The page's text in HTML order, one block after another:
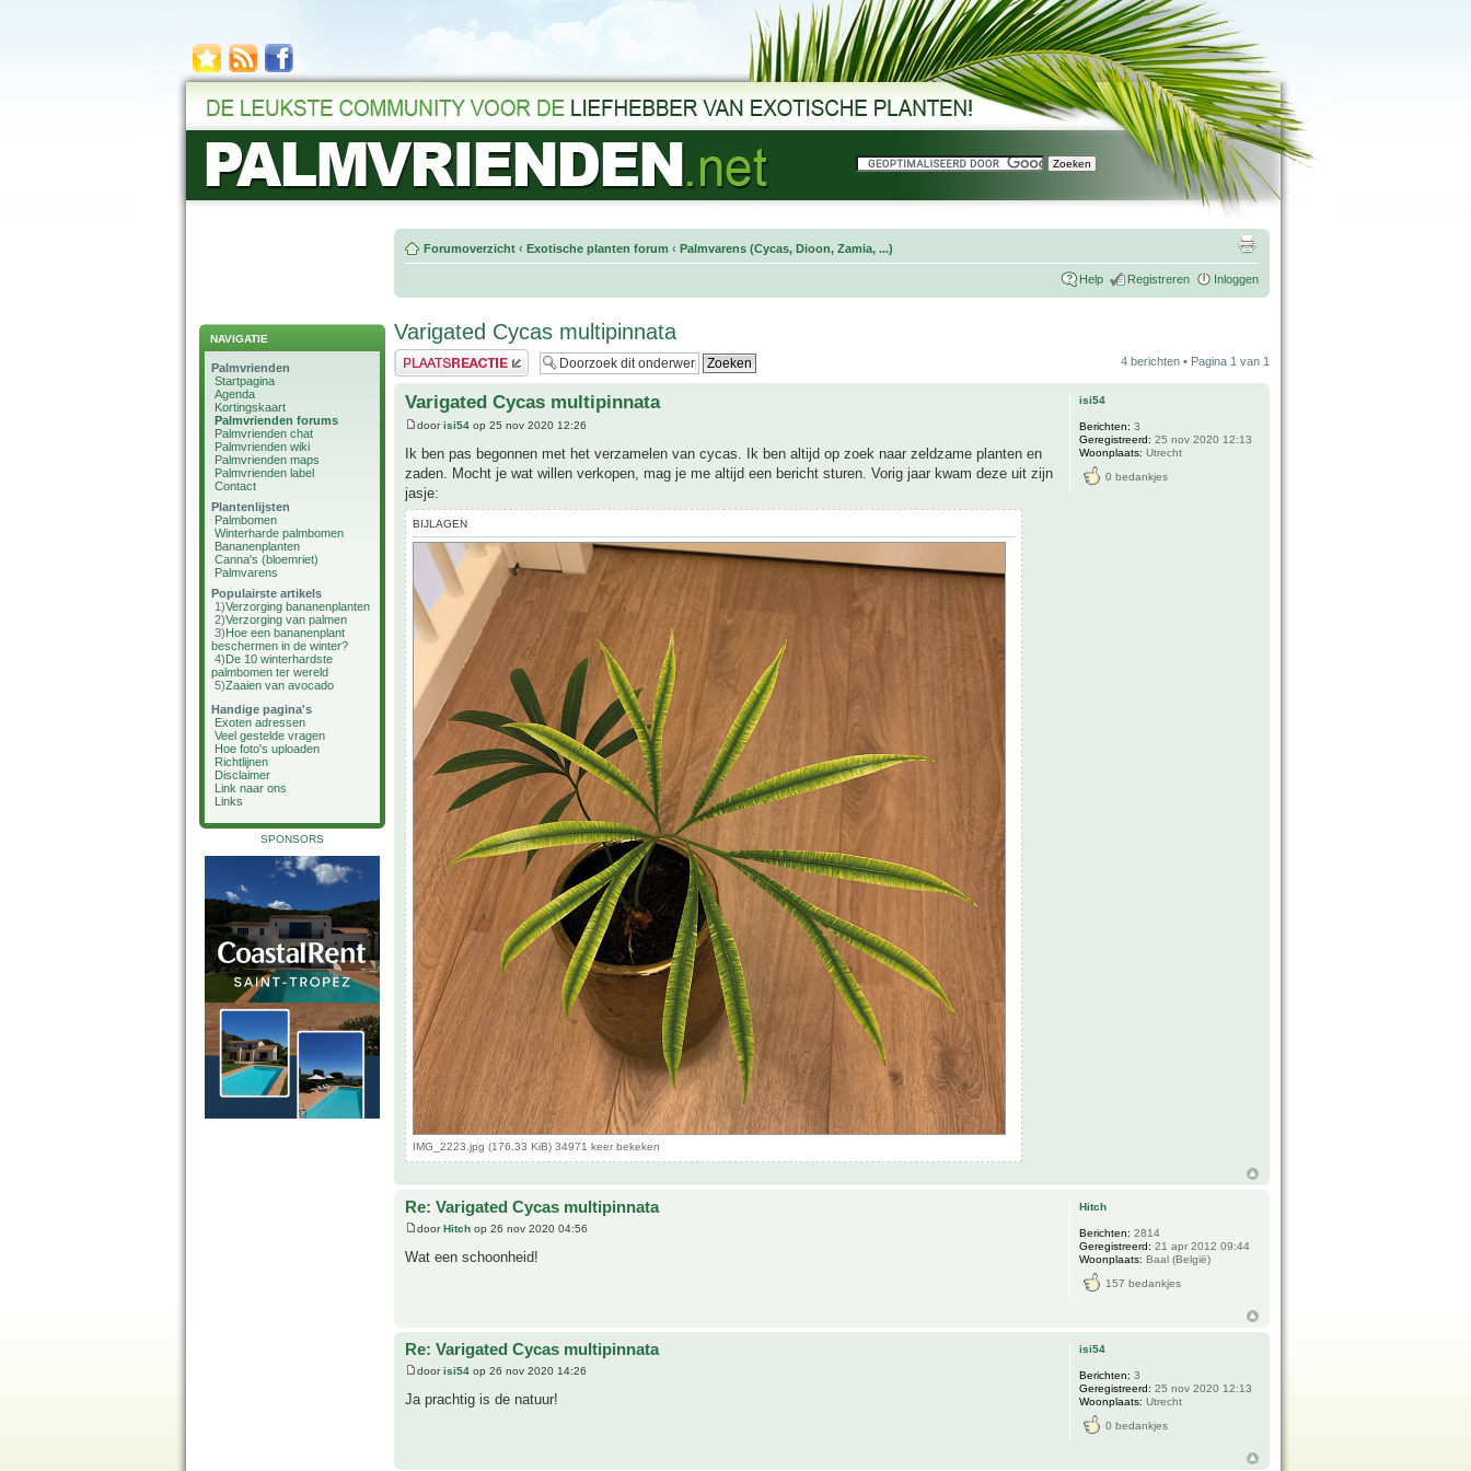
NAVIGATIE
Palmvrienden
Startpagina
Agenda
Kortingskaart
Palmvrienden forums
Palmvrienden chat
Palmvrienden wiki
Palmvrienden maps
Palmvrienden label
Contact
Plantenlijsten
Palmbomen
Winterharde palmbomen
Bananenplanten
Canna's (bloemriet)
Palmvarens
Populairste artikels
1)Verzorging bananenplanten
2)Verzorging van palmen
3)Hoe een bananenplant
beschermen in de winter?
4)De 10 winterhardste
palmbomen ter wereld
5)Zaaien van avocado
Handige pagina's
Exoten adressen
Veel gestelde vragen
Hoe foto's uploaden
Richtlijnen
Disclaimer
Link naar ons
Links
SPONSORS
Forumoverzicht ‹ Exotische planten forum ‹ Palmvarens (Cycas, Dioon, Zamia, ...)
Help Registreren Inloggen
Varigated Cycas multipinnata
Plaats een reactie 4 berichten • Pagina 1 van 1
Varigated Cycas multipinnata
doorisi54 op 25 nov 2020 12:26
Ik ben pas begonnen met het verzamelen van cycas. Ik ben altijd op zoek naar zeldzame planten en
zaden. Mocht je wat willen verkopen, mag je me altijd een bericht sturen. Vorig jaar kwam deze uit zijn
jasje:
BIJLAGEN
IMG_2223.jpg (176.33 KiB) 34971 keer bekeken
isi54
Berichten: 3
Geregistreerd: 25 nov 2020 12:13
Woonplaats: Utrecht
0 bedankjes
Re: Varigated Cycas multipinnata
doorHitch op 26 nov 2020 04:56
Wat een schoonheid!
Hitch
Berichten: 2814
Geregistreerd: 21 apr 2012 09:44
Woonplaats: Baal (België)
157 bedankjes
Re: Varigated Cycas multipinnata
doorisi54 op 26 nov 2020 14:26
Ja prachtig is de natuur!
isi54
Berichten: 3
Geregistreerd: 25 nov 2020 12:13
Woonplaats: Utrecht
0 bedankjes